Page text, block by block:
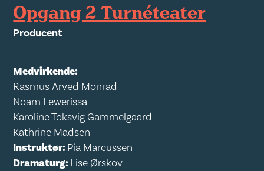
Opgang 2 Turnéteater
Producent
Medvirkende:
Rasmus Arved Monrad
Noam Lewerissa
Karoline Toksvig Gammelgaard
Kathrine Madsen
Instruktør: Pia Marcussen
Dramaturg: Lise Ørskov